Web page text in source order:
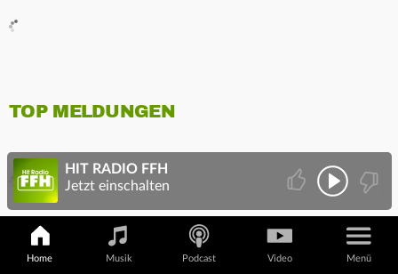
TOP MELDUNGEN
MEHR VON FFH
Home Musik Podcast Video Menü
HIT RADIO FFH
Jetzt einschalten